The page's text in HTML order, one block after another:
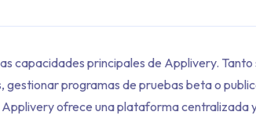
capacidades principales de Applivery. Tanto
programas de pruebas beta o
ofrece una plataforma centralizada